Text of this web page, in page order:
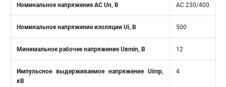
Номинальное напряжение АС Un, В AC 230/400
Номинальное напряжение изоляции Ui, В 500
Минимальное рабочее напряжение Uвmin, B 12
Импульсное выдерживаемое напряжение Uimp,
кВ
4